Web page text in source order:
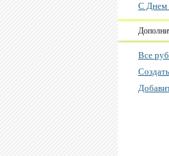
С Днем
Все